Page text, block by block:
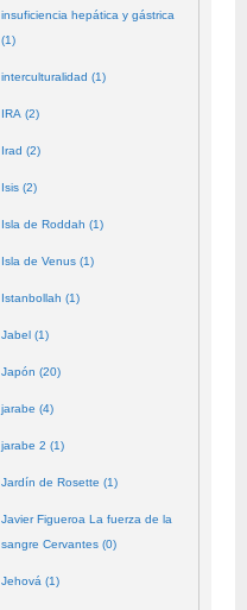
insuficiencia hepática y gástrica
(1)
interculturalidad (1)
IRA (2)
Irad (2)
Isis (2)
Isla de Roddah (1)
Isla de Venus (1)
Istanbollah (1)
Jabel (1)
Japón (20)
jarabe (4)
jarabe 2 (1)
Jardín de Rosette (1)
Javier Figueroa La fuerza de la
sangre Cervantes (0)
Jehová (1)